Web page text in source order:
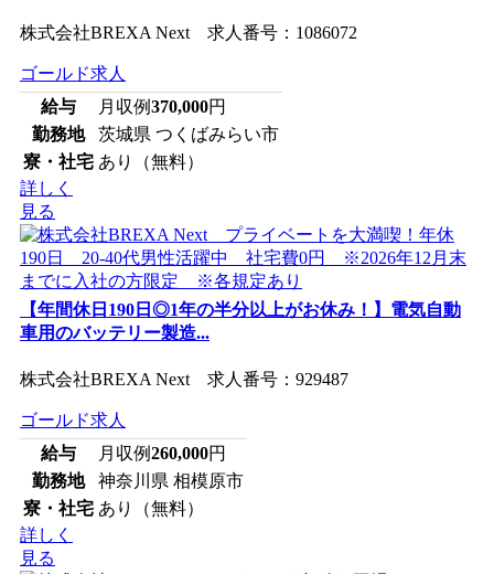
株式会社BREXA Next 求人番号：1086072
ゴールド求人
給与
月収例370,000円
勤務地
茨城県 つくばみらい市
寮・社宅 あり（無料）
詳しく
見る
【年間休日190日◎1年の半分以上がお休み！】電気自動
車用のバッテリー製造...
株式会社BREXA Next 求人番号：929487
ゴールド求人
給与
月収例260,000円
勤務地
神奈川県 相模原市
寮・社宅 あり（無料）
詳しく
見る